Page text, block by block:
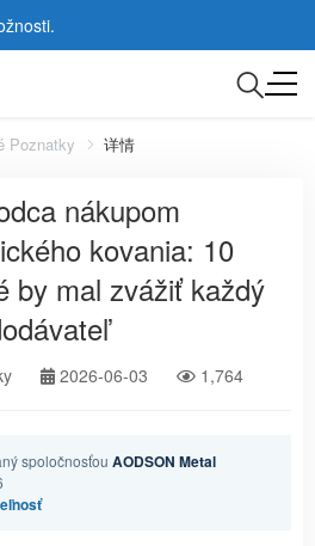
Poznatky 详情
nákupom
kovania: 10
by mal zvážiť každý
2026-06-03 1,764
spoločnosťou AODSON Metal